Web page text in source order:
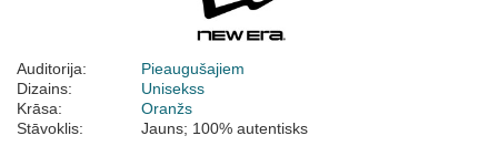
Auditorija:
Pieaugušajiem
Dizains:
Unisekss
Krāsa:
Oranžs
Stāvoklis:
Jauns; 100% autentisks